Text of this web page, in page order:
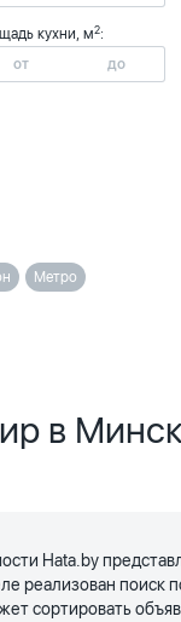
кухни, м2:
Метро
в
Hata.by
реализован поиск
сортировать